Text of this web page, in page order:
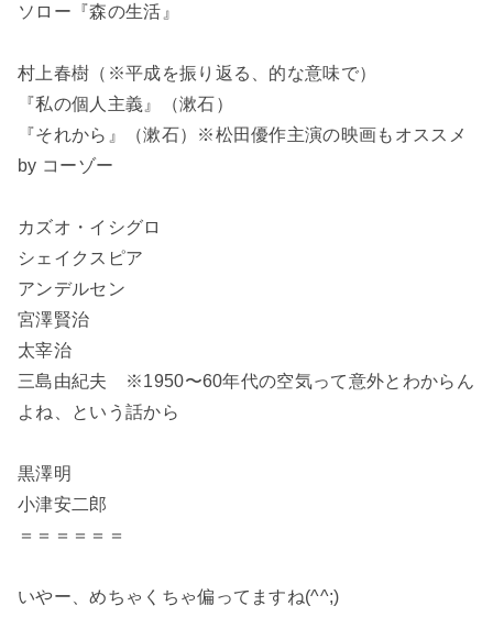
ソロー『森の生活』
村上春樹（※平成を振り返る、的な意味で）
『私の個人主義』（漱石）
『それから』（漱石）※松田優作主演の映画もオススメ
by コーゾー
カズオ・イシグロ
シェイクスピア
アンデルセン
宮澤賢治
太宰治
三島由紀夫 ※1950〜60年代の空気って意外とわからん
よね、という話から
黒澤明
小津安二郎
＝＝＝＝＝＝
いやー、めちゃくちゃ偏ってますね(^^;)